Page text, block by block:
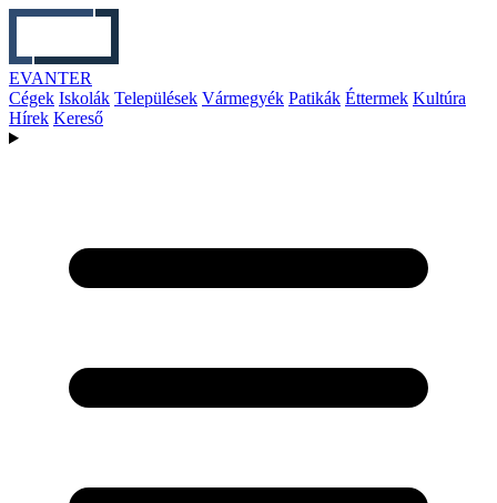
EVANTER
Cégek Iskolák Települések Vármegyék Patikák Éttermek Kultúra
Hírek Kereső